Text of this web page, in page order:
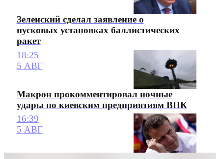
Зеленский сделал заявление о
пусковых установках баллистических
ракет
18:25
5 АВГ
Макрон прокомментировал ночные
удары по киевским предприятиям ВПК
16:39
5 АВГ